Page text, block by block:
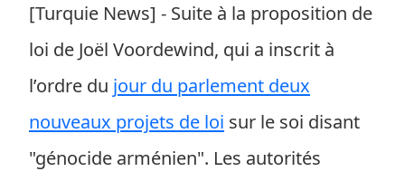
[Turquie News] - Suite à la proposition de
loi de Joël Voordewind, qui a inscrit à
l’ordre du jour du parlement deux
nouveaux projets de loi sur le soi disant
"génocide arménien". Les autorités